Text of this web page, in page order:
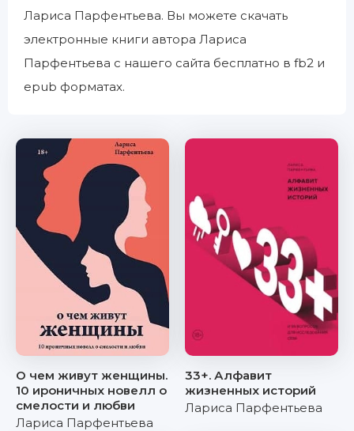
Лариса Парфентьева. Вы можете скачать
электронные книги автора Лариса
Парфентьева с нашего сайта бесплатно в fb2 и
epub форматах.
О чем живут женщины.
10 ироничных новелл о
смелости и любви
Лариса Парфентьева
33+. Алфавит
жизненных историй
Лариса Парфентьева